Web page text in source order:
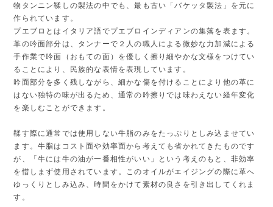
物タンニン鞣しの製法の中でも、最も古い「バケッタ製法」を元に
作られています。
プエブロとはイタリア語でプエブロインディアンの集落を表ます。
革の吟面部分は、タンナーで２人の職人による微妙な力加減による
手作業で吟面（おもての面）を優しく擦り細やかな文様をつけてい
ることにより、民族的な表情を表現しています。
吟面部分を多く残しながら、細かな傷を付けることにより他の革に
はない独特の味が出るため、通常の吟擦りでは味わえない経年変化
を楽しむことができます。
鞣す際に通常では使用しない牛脂のみをたっぷりとしみ込ませてい
ます。牛脂はコスト面や効率面から考えても省かれてきたものです
が、「牛には牛の油が一番相性がいい」という考えのもと、非効率
を惜しまず使用されています。このオイルがエイジングの際に革へ
ゆっくりとしみ込み、時間をかけて素材の良さを引き出してくれま
す。